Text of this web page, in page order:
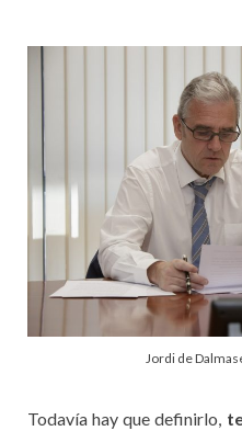
Jordi de
Todavía hay que definirlo,